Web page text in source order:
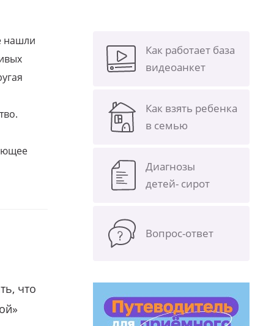
нашли
что
Как работает база
видеоанкет
Как взять ребенка
в семью
Диагнозы
детей- сирот
Вопрос-ответ